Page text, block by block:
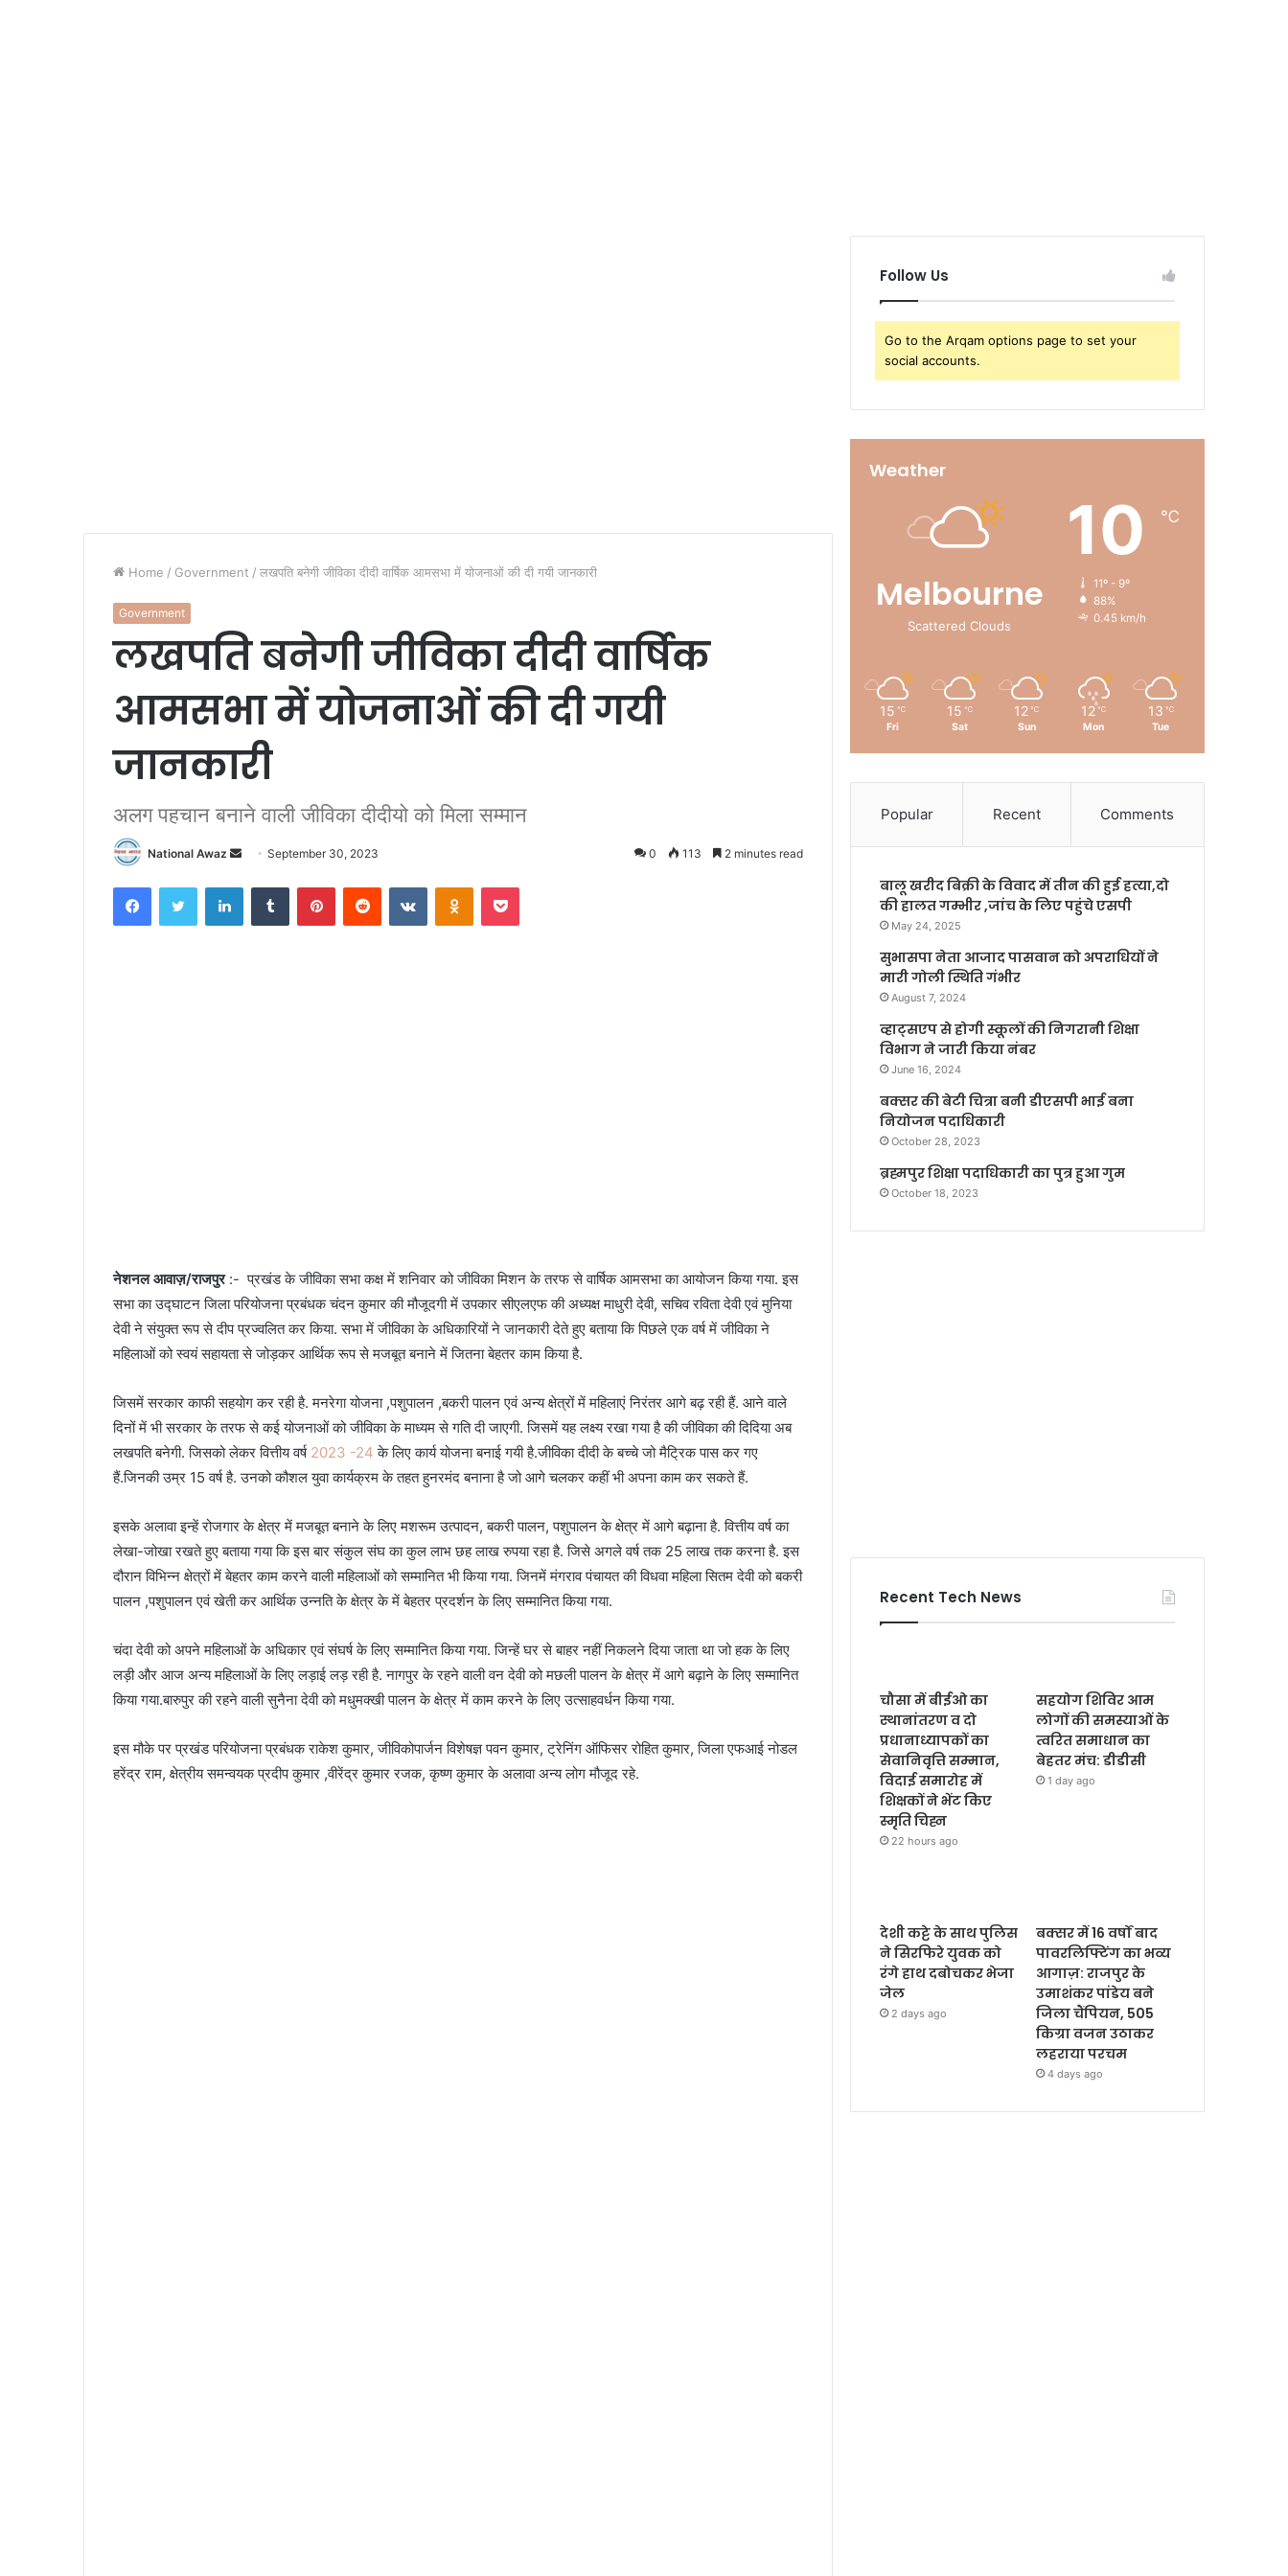
Home / Government / लखपति बनेगी जीविका दीदी वार्षिक आमसभा में योजनाओं की दी गयी जानकारी
Government
लखपति बनेगी जीविका दीदी वार्षिक
आमसभा में योजनाओं की दी गयी
जानकारी
अलग पहचान बनाने वाली जीविका दीदीयो को मिला सम्मान
National Awaz
d
September 30, 2023 0 113 2 minutes read
नेशनल आवाज़/राजपुर:- प्रखंड के जीविका सभा कक्ष में शनिवार को जीविका मिशन के तरफ से वार्षिक आमसभा का आयोजन किया गया. इस
सभा का उद्घाटन जिला परियोजना प्रबंधक चंदन कुमार की मौजूदगी में उपकार सीएलएफ की अध्यक्ष माधुरी देवी, सचिव रविता देवी एवं मुनिया
देवी ने संयुक्त रूप से दीप प्रज्वलित कर किया. सभा में जीविका के अधिकारियों ने जानकारी देते हुए बताया कि पिछले एक वर्ष में जीविका ने
महिलाओं को स्वयं सहायता से जोड़कर आर्थिक रूप से मजबूत बनाने में जितना बेहतर काम किया है.
जिसमें सरकार काफी सहयोग कर रही है. मनरेगा योजना ,पशुपालन ,बकरी पालन एवं अन्य क्षेत्रों में महिलाएं निरंतर आगे बढ़ रही हैं. आने वाले
दिनों में भी सरकार के तरफ से कई योजनाओं को जीविका के माध्यम से गति दी जाएगी. जिसमें यह लक्ष्य रखा गया है की जीविका की दिदिया अब
लखपति बनेगी. जिसको लेकर वित्तीय वर्ष 2023 -24 के लिए कार्य योजना बनाई गयी है.जीविका दीदी के बच्चे जो मैट्रिक पास कर गए
हैं.जिनकी उम्र 15 वर्ष है. उनको कौशल युवा कार्यक्रम के तहत हुनरमंद बनाना है जो आगे चलकर कहीं भी अपना काम कर सकते हैं.
इसके अलावा इन्हें रोजगार के क्षेत्र में मजबूत बनाने के लिए मशरूम उत्पादन, बकरी पालन, पशुपालन के क्षेत्र में आगे बढ़ाना है. वित्तीय वर्ष का
लेखा-जोखा रखते हुए बताया गया कि इस बार संकुल संघ का कुल लाभ छह लाख रुपया रहा है. जिसे अगले वर्ष तक 25 लाख तक करना है. इस
दौरान विभिन्न क्षेत्रों में बेहतर काम करने वाली महिलाओं को सम्मानित भी किया गया. जिनमें मंगराव पंचायत की विधवा महिला सितम देवी को बकरी
पालन ,पशुपालन एवं खेती कर आर्थिक उन्नति के क्षेत्र के में बेहतर प्रदर्शन के लिए सम्मानित किया गया.
चंदा देवी को अपने महिलाओं के अधिकार एवं संघर्ष के लिए सम्मानित किया गया. जिन्हें घर से बाहर नहीं निकलने दिया जाता था जो हक के लिए
लड़ी और आज अन्य महिलाओं के लिए लड़ाई लड़ रही है. नागपुर के रहने वाली वन देवी को मछली पालन के क्षेत्र में आगे बढ़ाने के लिए सम्मानित
किया गया.बारुपुर की रहने वाली सुनैना देवी को मधुमक्खी पालन के क्षेत्र में काम करने के लिए उत्साहवर्धन किया गया.
इस मौके पर प्रखंड परियोजना प्रबंधक राकेश कुमार, जीविकोपार्जन विशेषज्ञ पवन कुमार, ट्रेनिंग ऑफिसर रोहित कुमार, जिला एफआई नोडल
हरेंद्र राम, क्षेत्रीय समन्वयक प्रदीप कुमार ,वीरेंद्र कुमार रजक, कृष्ण कुमार के अलावा अन्य लोग मौजूद रहे.
Follow Us
Go to the Arqam options page to set your
social accounts.
Weather
Melbourne
Scattered Clouds
10 ℃
11º - 9º
88%
0.45 km/h
15 ℃
Fri
15 ℃
Sat
12 ℃
Sun
12 ℃
Mon
13 ℃
Tue
Popular Recent Comments
बालू खरीद बिक्री के विवाद में तीन की हुई हत्या,दो
की हालत गम्भीर ,जांच के लिए पहुंचे एसपी
May 24, 2025
सुभासपा नेता आजाद पासवान को अपराधियों ने
मारी गोली स्थिति गंभीर
August 7, 2024
व्हाट्सएप से होगी स्कूलों की निगरानी शिक्षा
विभाग ने जारी किया नंबर
June 16, 2024
बक्सर की बेटी चित्रा बनी डीएसपी भाई बना
नियोजन पदाधिकारी
October 28, 2023
ब्रह्मपुर शिक्षा पदाधिकारी का पुत्र हुआ गुम
October 18, 2023
Recent Tech News
चौसा में बीईओ का
स्थानांतरण व दो
प्रधानाध्यापकों का
सेवानिवृत्ति सम्मान,
विदाई समारोह में
शिक्षकों ने भेंट किए
स्मृति चिह्न
22 hours ago
सहयोग शिविर आम
लोगों की समस्याओं के
त्वरित समाधान का
बेहतर मंच: डीडीसी
1 day ago
देशी कट्टे के साथ पुलिस
ने सिरफिरे युवक को
रंगे हाथ दबोचकर भेजा
जेल
2 days ago
बक्सर में 16 वर्षों बाद
पावरलिफ्टिंग का भव्य
आगाज़: राजपुर के
उमाशंकर पांडेय बने
जिला चैंपियन, 505
किग्रा वजन उठाकर
लहराया परचम
4 days ago